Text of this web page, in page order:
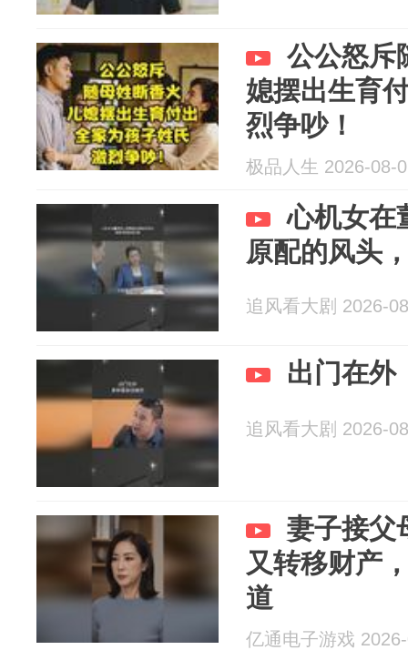
公公怒斥
媳摆出生育
烈争吵！
极品人生 2026-08-
心机女在
原配的风头
追风看大剧 2026-
出门在外
追风看大剧 2026-
妻子接父
又转移财产
道
亿通电子游戏